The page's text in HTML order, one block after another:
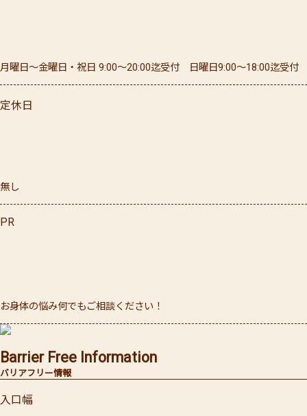
月曜日〜金曜日・祝日 9:00〜20:00迄受付 日曜日9:00〜18:00迄受付
定休日
無し
PR
お身体の悩み何でもご相談ください！
バリアフリー情報
Barrier Free Information
入口幅